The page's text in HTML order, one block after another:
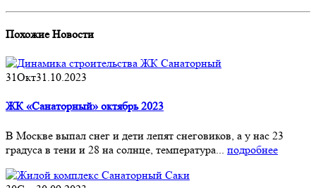
ПохожиеНовости
31Окт31.10.2023
ЖК «Санаторный» октябрь 2023
В Москве выпал снег и дети лепят снеговиков, а у нас 23
градуса в тени и 28 на солнце, температура... подробнее